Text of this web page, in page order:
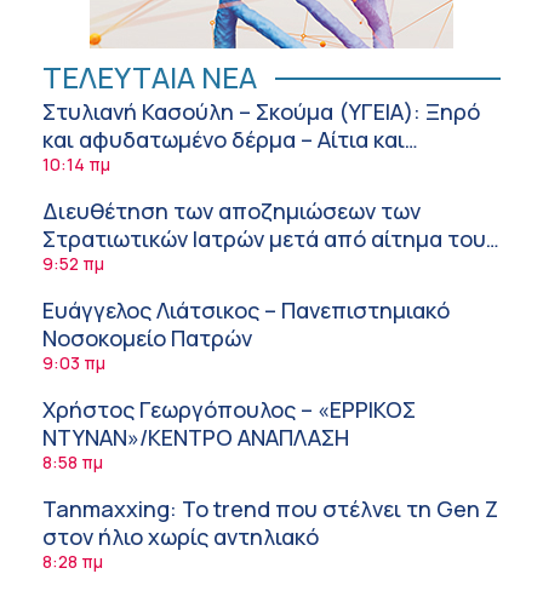
ΤΕΛΕΥΤΑΙΑ ΝΕΑ
Στυλιανή Κασούλη – Σκούμα (ΥΓΕΙΑ): Ξηρό
και αφυδατωμένο δέρμα – Αίτια και
αντιμετώπιση
10:14 πμ
Διευθέτηση των αποζημιώσεων των
Στρατιωτικών Ιατρών μετά από αίτημα του
ΙΣΑ
9:52 πμ
Ευάγγελος Λιάτσικος – Πανεπιστημιακό
Νοσοκομείο Πατρών
9:03 πμ
Χρήστος Γεωργόπουλος – «ΕΡΡΙΚΟΣ
ΝΤΥΝΑΝ»/ΚΕΝΤΡΟ ΑΝΑΠΛΑΣΗ
8:58 πμ
Tanmaxxing: To trend που στέλνει τη Gen Z
στον ήλιο χωρίς αντηλιακό
8:28 πμ